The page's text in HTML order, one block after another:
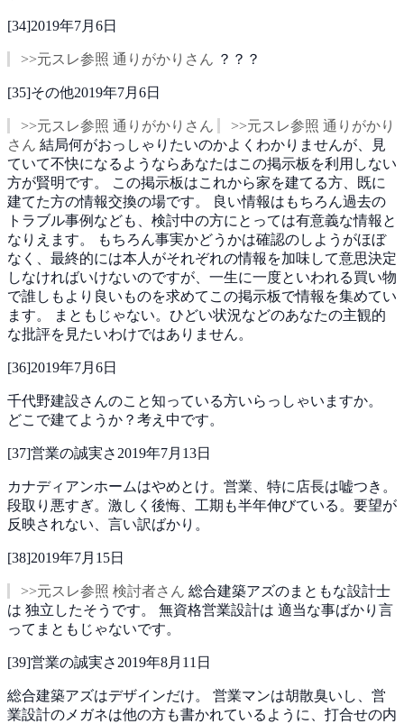
[34]2019年7月6日
>>元スレ参照 通りがかりさん ？？？
[35]その他2019年7月6日
>>元スレ参照 通りがかりさん
>>元スレ参照 通りがかり
さん 結局何がおっしゃりたいのかよくわかりませんが、見
ていて不快になるようならあなたはこの掲示板を利用しない
方が賢明です。
この掲示板はこれから家を建てる方、既に
建てた方の情報交換の場です。
良い情報はもちろん過去の
トラブル事例なども、検討中の方にとっては有意義な情報と
なりえます。
もちろん事実かどうかは確認のしようがほぼ
なく、最終的には本人がそれぞれの情報を加味して意思決定
しなければいけないのですが、一生に一度といわれる買い物
で誰しもより良いものを求めてこの掲示板で情報を集めてい
ます。
まともじゃない。ひどい状況などのあなたの主観的
な批評を見たいわけではありません。
[36]2019年7月6日
千代野建設さんのこと知っている方いらっしゃいますか。
どこで建てようか？考え中です。
[37]営業の誠実さ 2019年7月13日
カナディアンホームはやめとけ。営業、特に店長は嘘つき。
段取り悪すぎ。激しく後悔、工期も半年伸びている。要望が
反映されない、言い訳ばかり。
[38]2019年7月15日
>>元スレ参照 検討者さん 総合建築アズのまともな設計士
は 独立したそうです。 無資格営業設計は 適当な事ばかり言
ってまともじゃないです。
[39]営業の誠実さ 2019年8月11日
総合建築アズはデザインだけ。 営業マンは胡散臭いし、営
業設計のメガネは他の方も書かれているように、打合せの内